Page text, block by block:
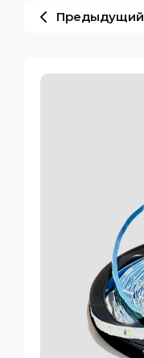
Предыдущий